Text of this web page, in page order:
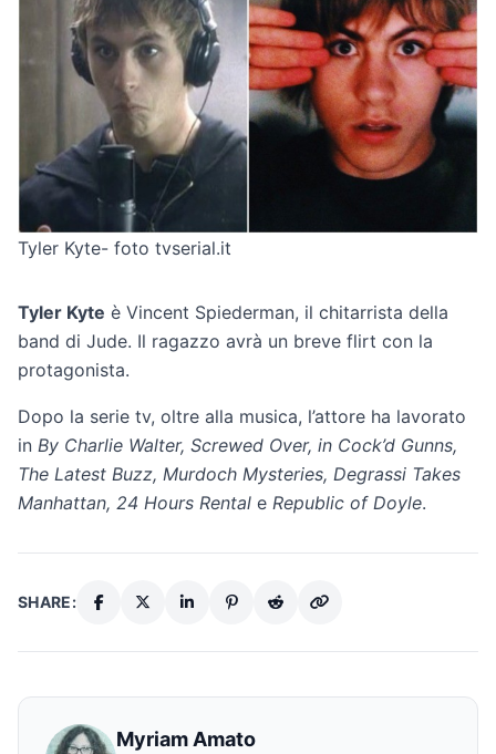
Tyler Kyte- foto tvserial.it
Tyler Kyte è Vincent Spiederman, il chitarrista della
band di Jude. Il ragazzo avrà un breve flirt con la
protagonista.
Dopo la serie tv, oltre alla musica, l’attore ha lavorato
in By Charlie Walter, Screwed Over, in Cock’d Gunns,
The Latest Buzz, Murdoch Mysteries, Degrassi Takes
Manhattan, 24 Hours Rental e Republic of Doyle.
SHARE:
Myriam Amato